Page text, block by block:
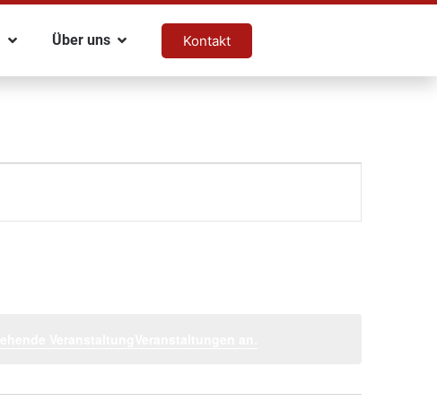
Über uns Kontakt